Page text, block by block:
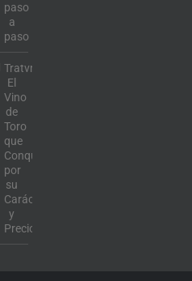
paso
a
paso
Tratvm:
El
Vino
de
Toro
que
Conquista
por
su
Carácter
y
Precio